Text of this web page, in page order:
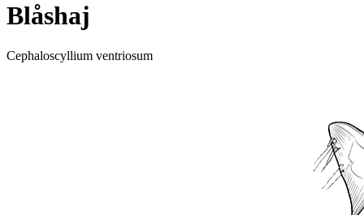
Blåshaj
Cephaloscyllium ventriosum